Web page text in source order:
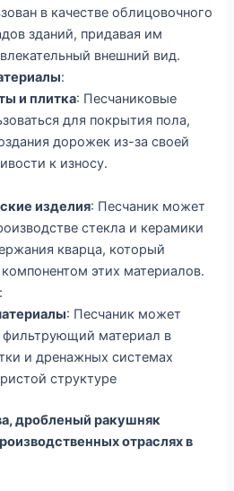
в качестве облицовочного
зданий, придавая им
внешний вид.
:
и плитка: Песчаниковые
для покрытия пола,
дорожек из-за своей
к износу.
изделия: Песчаник может
стекла и керамики
кварца, который
этих материалов.
:
: Песчаник может
фильтрующий материал в
и дренажных системах
структуре
дробленый ракушняк
отраслях в